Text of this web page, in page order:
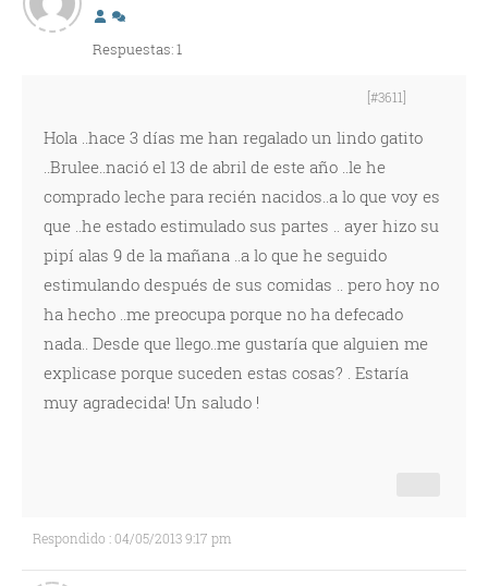
Respuestas: 1
[#3611]
Hola ..hace 3 días me han regalado un lindo gatito
..Brulee..nació el 13 de abril de este año ..le he
comprado leche para recién nacidos..a lo que voy es
que ..he estado estimulado sus partes .. ayer hizo su
pipí alas 9 de la mañana ..a lo que he seguido
estimulando después de sus comidas .. pero hoy no
ha hecho ..me preocupa porque no ha defecado
nada.. Desde que llego..me gustaría que alguien me
explicase porque suceden estas cosas? . Estaría
muy agradecida! Un saludo !
Respondido : 04/05/2013 9:17 pm